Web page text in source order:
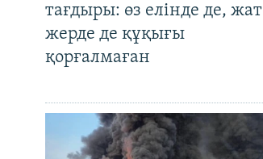
тағдыры: өз елінде де, жат
жерде де құқығы
қорғалмаған